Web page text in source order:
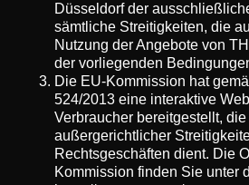
Düsseldorf der
sämtliche Streitigkeiten, die
Nutzung der Angebote von
der vorliegenden
Die EU-Kommission hat
524/2013 eine interaktive
Verbraucher bereitgestellt,
außergerichtlicher
Rechtsgeschäften dient. Die
Kommission finden Sie unter